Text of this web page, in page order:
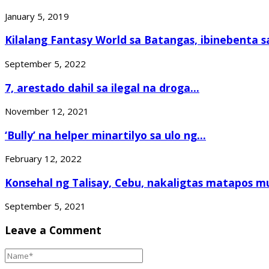
January 5, 2019
Kilalang Fantasy World sa Batangas, ibinebenta
September 5, 2022
7, arestado dahil sa ilegal na droga...
November 12, 2021
‘Bully’ na helper minartilyo sa ulo ng...
February 12, 2022
Konsehal ng Talisay, Cebu, nakaligtas matapos
September 5, 2021
Leave a Comment